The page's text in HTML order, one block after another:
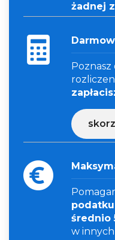
żadnej
Poznasz
podatku
średnio
w